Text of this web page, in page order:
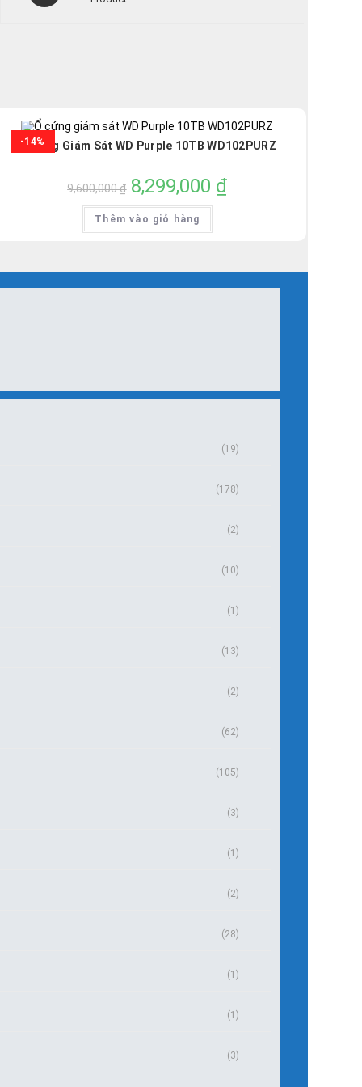
-14%
Ổ Cứng Giám Sát WD Purple 10TB WD102PURZ
9,600,000₫
Giá
gốc
là:
9,600,000 ₫.
8,299,000 ₫Giá
Thêm vào giỏ hàng
(19)
(178)
(2)
(10)
(1)
(13)
(2)
(62)
(105)
(3)
(1)
(2)
(28)
(1)
(1)
(3)